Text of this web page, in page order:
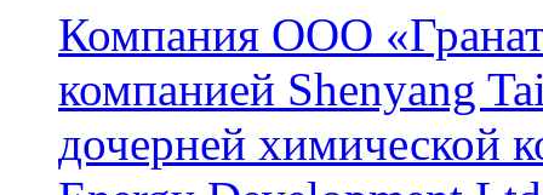
Компания ООО
компанией Shenyang
дочерней химической